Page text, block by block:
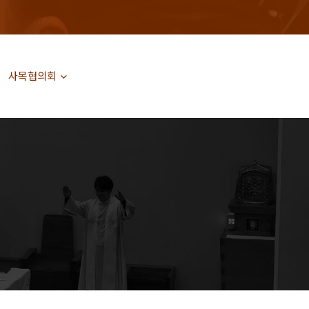
사목협의회